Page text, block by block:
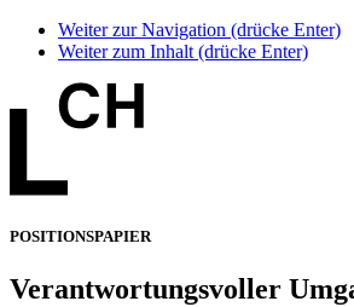
Weiter zur Navigation (drücke Enter)
Weiter zum Inhalt (drücke Enter)
POSITIONSPAPIER
Verantwortungsvoller